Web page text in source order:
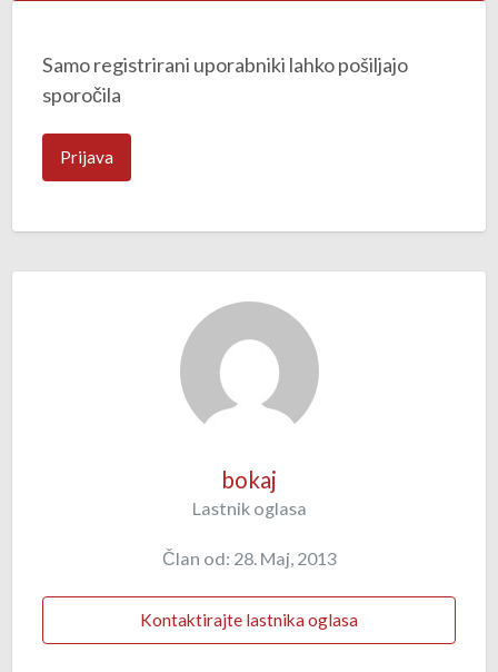
Samo registrirani uporabniki lahko pošiljajo
sporočila
Prijava
bokaj
Lastnik oglasa
Član od: 28. Maj, 2013
Kontaktirajte lastnika oglasa